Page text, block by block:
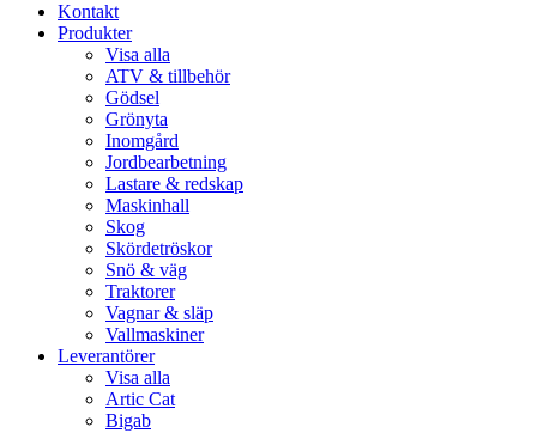
Kontakt
Produkter
Visa alla
ATV & tillbehör
Gödsel
Grönyta
Inomgård
Jordbearbetning
Lastare & redskap
Maskinhall
Skog
Skördetröskor
Snö & väg
Traktorer
Vagnar & släp
Vallmaskiner
Leverantörer
Visa alla
Artic Cat
Bigab